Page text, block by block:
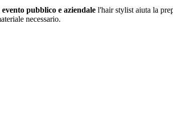
evento pubblico e aziendale l'hair stylist aiuta la
necessario.